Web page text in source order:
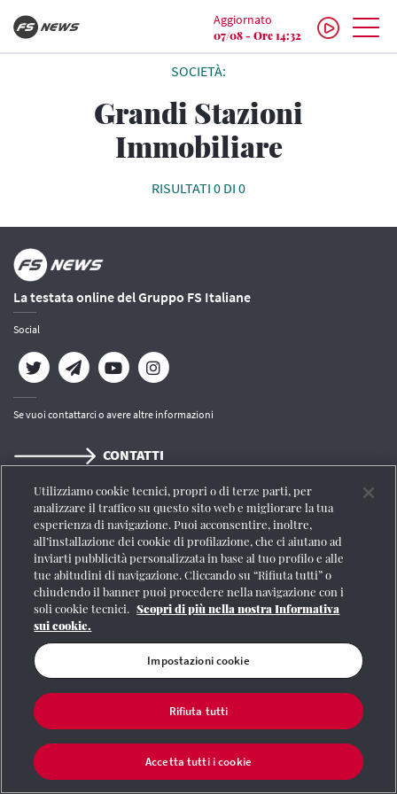
Aggiornato
07/08 - Ore 14:32
SOCIETÀ:
Grandi Stazioni
Immobiliare
RISULTATI 0 DI 0
La testata online del Gruppo FS Italiane
Social
Se vuoi contattarci o avere altre informazioni
CONTATTI
Registrazione Tribunale di Roma n° 204/2009|Aut. SIAE 1312/I/1382-Lic.
Società Consortile Fonografici 577/08
© Gruppo FS Italiane 2020
Mappa del
| Termini e condizioni Credits | Protezione dei dati personali|
Iva 06359501001| Informativa cookie |Impostazioni cookie
Utilizziamo cookie tecnici, propri o di terze parti, per
analizzare il traffico su questo sito web e migliorare la tua
esperienza di navigazione. Puoi acconsentire, inoltre,
all’installazione dei cookie di profilazione, che ci aiutano ad
inviarti pubblicità personalizzata in base al tuo profilo e alle
tue abitudini di navigazione. Cliccando su “Rifiuta tutti” o
chiudendo il banner puoi procedere nella navigazione con i
soli cookie tecnici. Scopri di più nella nostra Informativa
sui cookie.
Impostazioni cookie
Rifiuta tutti
Accetta tutti i cookie